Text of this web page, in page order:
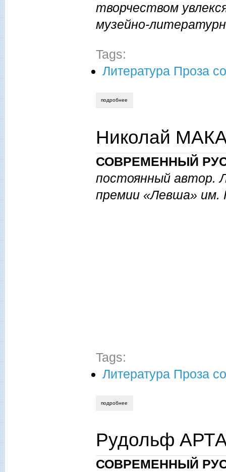
творчеством
музейно-
Tags:
Литература Проза
подробнее
Николай
СОВРЕМЕННЫЙ
постоянный автор.
премии «Левша» им.
Tags:
Литература Проза
подробнее
Рудольф
СОВРЕМЕННЫЙ